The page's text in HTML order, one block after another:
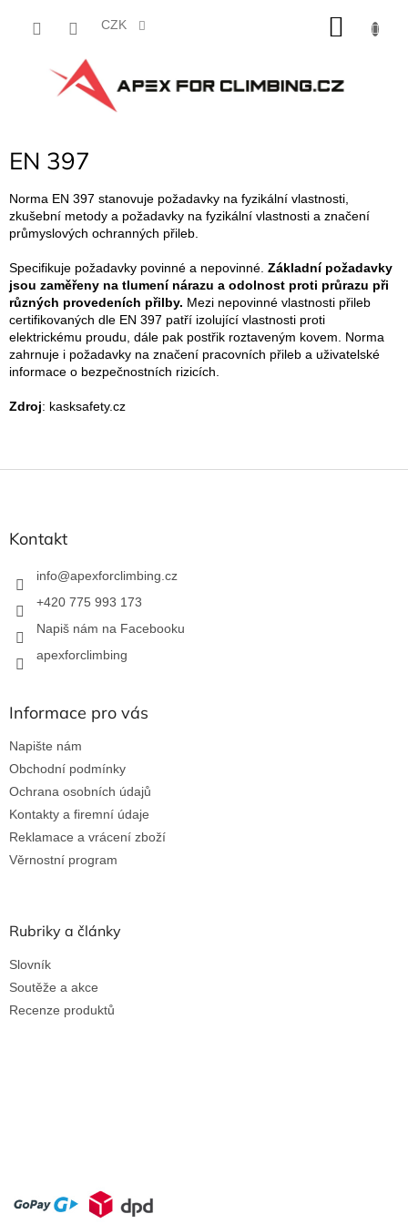
CZK
EN 397
Norma EN 397 stanovuje požadavky na fyzikální vlastnosti,
zkušební metody a požadavky na fyzikální vlastnosti a značení
průmyslových ochranných přileb.
Specifikuje požadavky povinné a nepovinné. Základní požadavky
jsou zaměřeny na tlumení nárazu a odolnost proti průrazu při
různých provedeních přilby. Mezi nepovinné vlastnosti přileb
certifikovaných dle EN 397 patří izolující vlastnosti proti
elektrickému proudu, dále pak postřik roztaveným kovem. Norma
zahrnuje i požadavky na značení pracovních přileb a uživatelské
informace o bezpečnostních rizicích.
Zdroj: kasksafety.cz
Z
Kontakt
info@apexforclimbing.cz
+420 775 993 173
Napiš nám na Facebooku
apexforclimbing
Informace pro vás
Napište nám
Obchodní podmínky
Ochrana osobních údajů
Kontakty a firemní údaje
Reklamace a vrácení zboží
Věrnostní program
Rubriky a články
Slovník
Soutěže a akce
Recenze produktů